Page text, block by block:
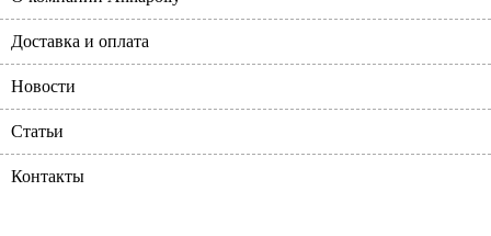
Доставка и оплата
Новости
Статьи
Контакты